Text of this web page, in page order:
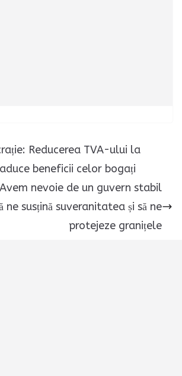
Reducerea TVA-ului la
beneficii celor bogați
nevoie de un guvern stabil
ne susțină suveranitatea și să ne
protejeze granițele